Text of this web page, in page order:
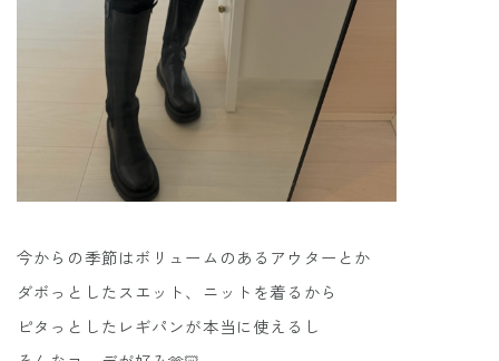
今からの季節はボリュームのあるアウターとか
ダボっとしたスエット、ニットを着るから
ピタっとしたレギパンが本当に使えるし